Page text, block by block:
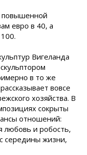
повышенной
евро в 40, а
Вигеланда
в то же
вовсе
хозяйства. В
сокрыты
отношений:
любовь и робость,
середины жизни,